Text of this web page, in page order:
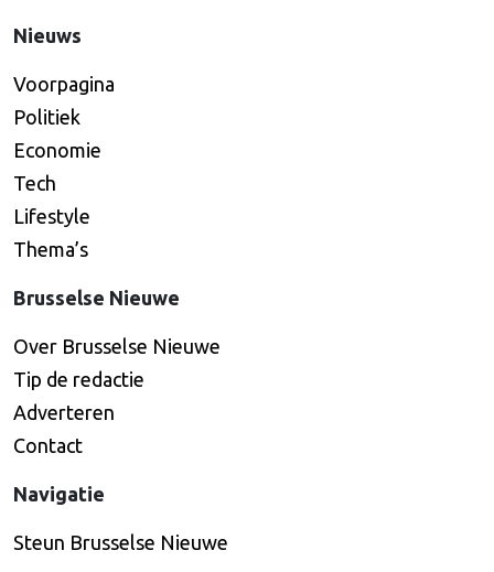
Nieuws
Voorpagina
Politiek
Economie
Tech
Lifestyle
Thema’s
Brusselse Nieuwe
Over Brusselse Nieuwe
Tip de redactie
Adverteren
Contact
Navigatie
Steun Brusselse Nieuwe